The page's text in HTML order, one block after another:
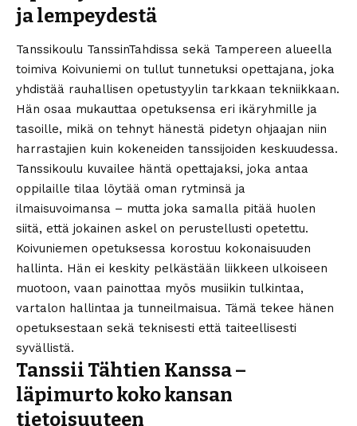
ja lempeydestä
Tanssikoulu TanssinTahdissa sekä Tampereen alueella
toimiva Koivuniemi on tullut tunnetuksi opettajana, joka
yhdistää rauhallisen opetustyylin tarkkaan tekniikkaan.
Hän osaa mukauttaa opetuksensa eri ikäryhmille ja
tasoille, mikä on tehnyt hänestä pidetyn ohjaajan niin
harrastajien kuin kokeneiden tanssijoiden keskuudessa.
Tanssikoulu kuvailee häntä opettajaksi, joka antaa
oppilaille tilaa löytää oman rytminsä ja
ilmaisuvoimansa – mutta joka samalla pitää huolen
siitä, että jokainen askel on perustellusti opetettu.
Koivuniemen opetuksessa korostuu kokonaisuuden
hallinta. Hän ei keskity pelkästään liikkeen ulkoiseen
muotoon, vaan painottaa myös musiikin tulkintaa,
vartalon hallintaa ja tunneilmaisua. Tämä tekee hänen
opetuksestaan sekä teknisesti että taiteellisesti
syvällistä.
Tanssii Tähtien Kanssa –
läpimurto koko kansan
tietoisuuteen